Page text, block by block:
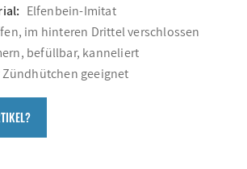
Elfenbein-Imitat
im hinteren Drittel verschlossen
befüllbar, kanneliert
geeignet